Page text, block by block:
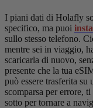
I piani dati di Holafly
specifico, ma puoi
sullo stesso telefono.
mentre sei in viaggio,
scaricarla di nuovo,
presente che la tua
può essere trasferita
scomparsa per errore,
sotto per tornare a